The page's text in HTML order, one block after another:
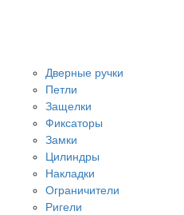
Дверные ручки
Петли
Защелки
Фиксаторы
Замки
Цилиндры
Накладки
Ограничители
Ригели